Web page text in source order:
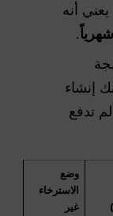
هذا يعني أنه
.
إنشاء
تدفع
وضع
الاسترخاء
غير